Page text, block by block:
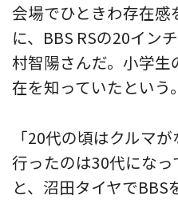
会場でひときわ存在
に、BBS RSの20イン
村智陽さんだ。小学
在を知っていたという。
「20代の頃はクルマ
行ったのは30代にな
と、沼田タイヤでBBS